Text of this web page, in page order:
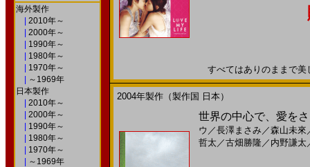
海外製作
2010年～
2000年～
1990年～
1980年～
1970年～
～1969年
日本製作
2010年～
2000年～
1990年～
1980年～
1970年～
～1969年
すべてはありのままで
2004年製作（製作国 日本）
世界の中心で、愛を
ウ ／長澤まさみ／森山未來
哲太 ／古畑勝隆／ 内野謙太